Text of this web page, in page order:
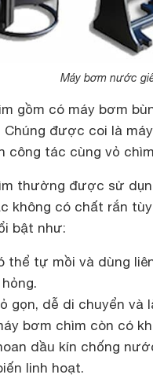
Máy bơm nước
gồm có máy bơm
Chúng được coi là
công tác cùng vỏ
thường được sử
không có chất rắn
bật như:
thể tự mồi và dùng
gọn, dễ di chuyển và
bơm chìm còn có
dầu kín chống
linh hoạt.